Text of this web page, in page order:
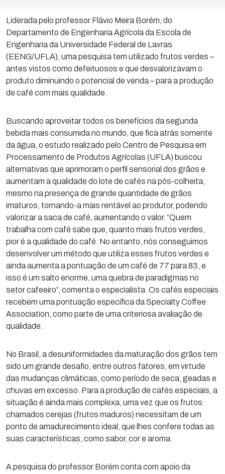
Liderada pelo professor Flávio Meira Borém, do
Departamento de Engenharia Agrícola da Escola de
Engenharia da Universidade Federal de Lavras
(EENG/UFLA), uma pesquisa tem utilizado frutos verdes –
antes vistos como defeituosos e que desvalorizavam o
produto diminuindo o potencial de venda – para a produção
de café com mais qualidade.
Buscando aproveitar todos os benefícios da segunda
bebida mais consumida no mundo, que fica atrás somente
da água, o estudo realizado pelo Centro de Pesquisa em
Processamento de Produtos Agrícolas (UFLA) buscou
alternativas que aprimoram o perfil sensorial dos grãos e
aumentam a qualidade do lote de cafés na pós-colheita,
mesmo na presença de grande quantidade de grãos
imaturos, tornando-a mais rentável ao produtor, podendo
valorizar a saca de café, aumentando o valor. “Quem
trabalha com café sabe que, quanto mais frutos verdes,
pior é a qualidade do café. No entanto, nós conseguimos
desenvolver um método que utiliza esses frutos verdes e
ainda aumenta a pontuação de um café de 77 para 83, e
isso é um salto enorme, uma quebra de paradigmas no
setor cafeeiro”, comenta o especialista. Os cafés especiais
recebem uma pontuação específica da Specialty Coffee
Association, como parte de uma criteriosa avaliação de
qualidade.
No Brasil, a desuniformidades da maturação dos grãos tem
sido um grande desafio, entre outros fatores, em virtude
das mudanças climáticas, como período de seca, geadas e
chuvas em excesso. Para a produção de cafés especiais, a
situação é ainda mais complexa, uma vez que os frutos
chamados cerejas (frutos maduros) necessitam de um
ponto de amadurecimento ideal, que lhes confere todas as
suas características, como sabor, cor e aroma.
A pesquisa do professor Borém conta com apoio da